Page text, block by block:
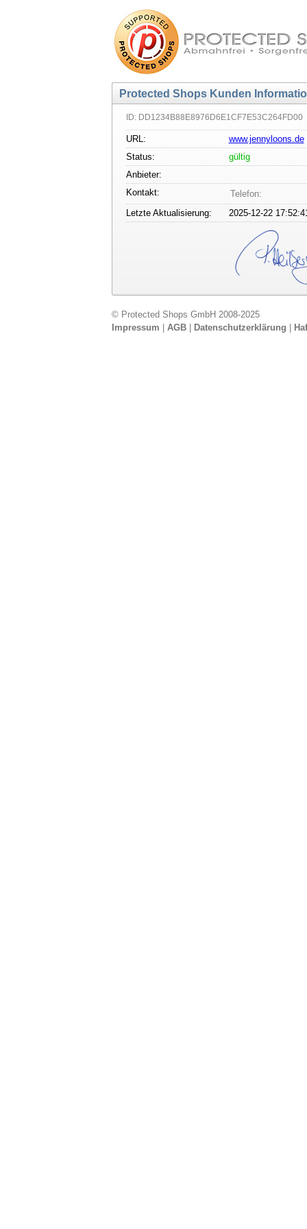
Protected Shops Kunden
ID: DD1234B88E8976D6E1CF7E53C264FD00
URL:
www.jennyloons.de
Status:
gültig
Anbieter:
Kontakt:
Telefon:
Letzte Aktualisierung:
2025-12-22
© Protected Shops GmbH 2008-2025
Impressum
AGB Datenschutzerklärung